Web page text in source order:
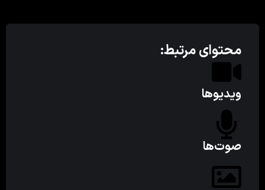
محتوای مرتبط:
ویدیوها
صوت‌ها